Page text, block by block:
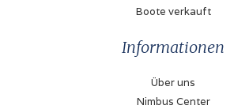
Boote verkauft
Informationen
Über uns
Nimbus Center